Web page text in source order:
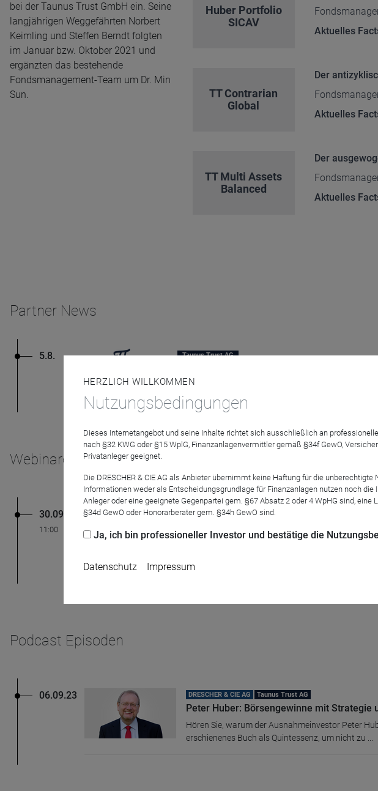
bei der Taunus Trust GmbH ein. Seine
langjährigen Weggefährten Norbert
Keimling und Steffen Berndt folgten
im Januar bzw. Oktober 2021 und
ergänzten das bestehende
Fondsmanagement-Team um Dr. Min
Sun.
Huber Portfolio
SICAV
Aktuelles
TT Contrarian
Global
Der
Aktuelles
TT Multi Assets
Balanced
Der
Aktuelles
Partner News
5.8. Taunus Trust AG
Der für seine klaren Worte bekannte
Webinare
30.09.26
11:00
DRESCHER & CIE AG Fonds Update
Podcast Episoden
06.09.23 DRESCHER & CIE AG Taunus Trust AG
Peter Huber: Börsengewinne mit Strategie
Hören Sie, warum der Ausnahmeinvestor Peter
erschienenes Buch als Quintessenz, um nicht zu ...
HERZLICH WILLKOMMEN
Nutzungsbedingungen
Dieses Internetangebot und seine Inhalte richtet sich ausschließlich an
nach §32 KWG oder §15 WplG, Finanzanlagenvermittler gemäß §34f GewO,
Privatanleger geeignet.
Die DRESCHER & CIE AG als Anbieter übernimmt keine Haftung für die
Informationen weder als Entscheidungsgrundlage für Finanzanlagen nutzen noch
Anleger oder eine geeignete Gegenpartei gem. §67 Absatz 2 oder 4 WpHG sind,
§34d GewO oder Honorarberater gem. §34h GewO sind.
Ja, ich bin professioneller Investor und bestätige die
Datenschutz Impressum
1 Jahr